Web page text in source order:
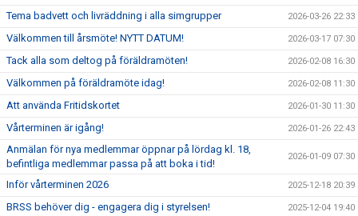
Tema badvett och livräddning i alla simgrupper 2026-03-26 22:33
Välkommen till årsmöte! NYTT DATUM! 2026-03-17 07:30
Tack alla som deltog på föräldramöten! 2026-02-08 16:30
Välkommen på föräldramöte idag! 2026-02-08 11:30
Att använda Fritidskortet 2026-01-30 11:30
Vårterminen är igång! 2026-01-26 22:43
Anmälan för nya medlemmar öppnar på lördag kl. 18,
befintliga medlemmar passa på att boka i tid!
2026-01-09 07:30
Inför vårterminen 2026 2025-12-18 20:39
BRSS behöver dig - engagera dig i styrelsen! 2025-12-04 19:40